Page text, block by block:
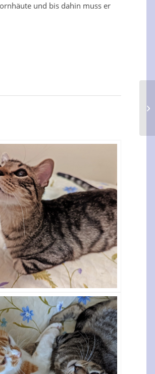
und bis dahin muss er